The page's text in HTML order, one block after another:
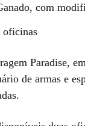
com
oficinas
Paradise,
de armas e